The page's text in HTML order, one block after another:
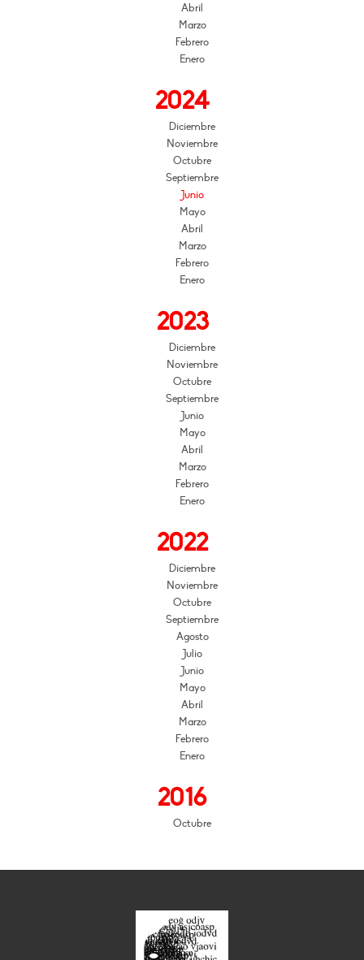
Abril
Marzo
Febrero
Enero
2024
Diciembre
Noviembre
Octubre
Septiembre
Junio
Mayo
Abril
Marzo
Febrero
Enero
2023
Diciembre
Noviembre
Octubre
Septiembre
Junio
Mayo
Abril
Marzo
Febrero
Enero
2022
Diciembre
Noviembre
Octubre
Septiembre
Agosto
Julio
Junio
Mayo
Abril
Marzo
Febrero
Enero
2016
Octubre